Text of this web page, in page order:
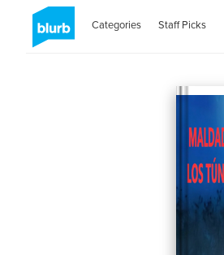
Categories Staff Picks